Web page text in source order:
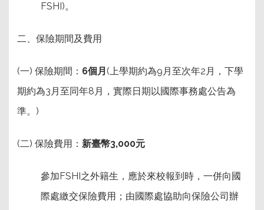
FSHI)。
二、保險期間及費用
(一) 保險期間： 6個月 (上學期約為9月至次年2月，下學
期約為3月至同年8月，實際日期以國際事務處公告為
準。)
(二) 保險費用： 新臺幣3,000元
參加FSHI之外籍生，應於來校報到時，一併向國
際處繳交保險費用；由國際處協助向保險公司辦